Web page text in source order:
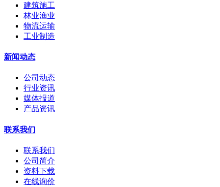
建筑施工
林业渔业
物流运输
工业制造
新闻动态
公司动态
行业资讯
媒体报道
产品资讯
联系我们
联系我们
公司简介
资料下载
在线询价